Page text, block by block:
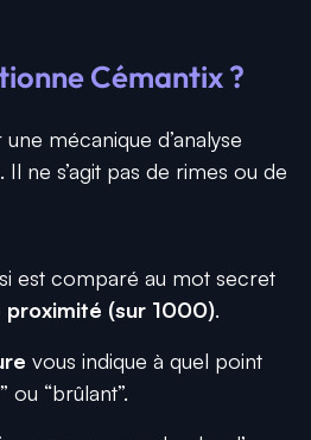
Cémantix ?
mécanique d’analyse
ne s’agit pas de rimes ou de
est comparé au mot secret
proximité (sur 1000).
vous indique à quel point
ou “brûlant”.